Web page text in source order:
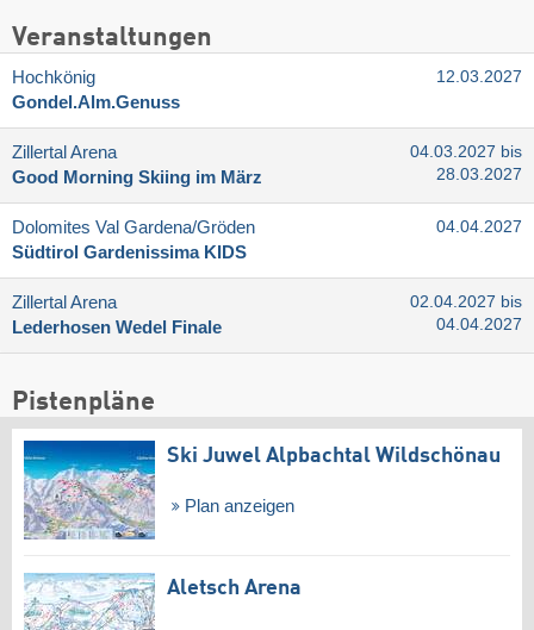
Veranstaltungen
Hochkönig
Gondel.Alm.Genuss
12.03.2027
Zillertal Arena
Good Morning Skiing im März
04.03.2027 bis
28.03.2027
Dolomites Val Gardena/​Gröden
Südtirol Gardenissima KIDS
04.04.2027
Zillertal Arena
Lederhosen Wedel Finale
02.04.2027 bis
04.04.2027
Pistenpläne
Ski Juwel Alpbachtal Wildschönau
Plan anzeigen
Aletsch Arena